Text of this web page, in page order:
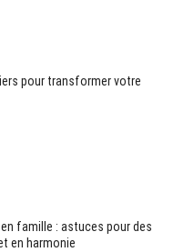
pour transformer votre
famille : astuces pour des
en harmonie